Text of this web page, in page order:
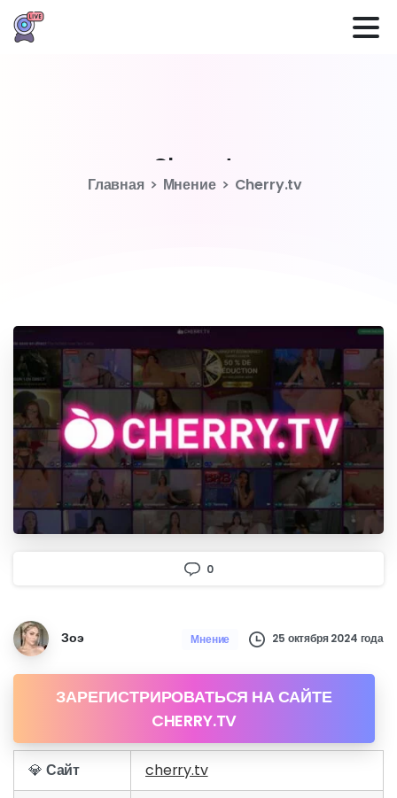
Главная Мнение Cherry.tv
0
Зоэ Мнение 25 октября 2024 года
ЗАРЕГИСТРИРОВАТЬСЯ НА САЙТЕ
CHERRY.TV
💎 Сайт
cherry.tv